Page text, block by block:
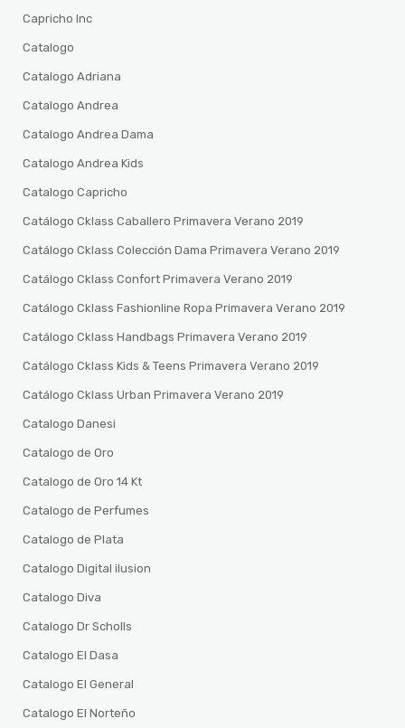
Capricho Inc
Catalogo
Catalogo Adriana
Catalogo Andrea
Catalogo Andrea Dama
Catalogo Andrea Kids
Catalogo Capricho
Catálogo Cklass Caballero Primavera Verano 2019
Catálogo Cklass Colección Dama Primavera Verano 2019
Catálogo Cklass Confort Primavera Verano 2019
Catálogo Cklass Fashionline Ropa Primavera Verano 2019
Catálogo Cklass Handbags Primavera Verano 2019
Catálogo Cklass Kids & Teens Primavera Verano 2019
Catálogo Cklass Urban Primavera Verano 2019
Catalogo Danesi
Catalogo de Oro
Catalogo de Oro 14 Kt
Catalogo de Perfumes
Catalogo de Plata
Catalogo Digital ilusion
Catalogo Diva
Catalogo Dr Scholls
Catalogo El Dasa
Catalogo El General
Catalogo El Norteño